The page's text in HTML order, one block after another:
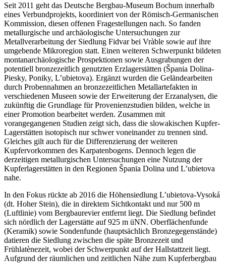
Seit 2011 geht das Deutsche Bergbau-Museum Bochum innerhalb
eines Verbundprojekts, koordiniert von der Römisch-Germanischen
Kommission, diesen offenen Fragestellungen nach. So fanden
metallurgische und archäologische Untersuchungen zur
Metallverarbeitung der Siedlung Fidvar bei Vràble sowie auf ihre
umgebende Mikroregion statt. Einen weiteren Schwerpunkt bildeten
montanarchäologische Prospektionen sowie Ausgrabungen der
potentiell bronzezeitlich genutzten Erzlagerstätten (Špania Dolina-
Piesky, Poniky, L’ubietova). Ergänzt wurden die Geländearbeiten
durch Probennahmen an bronzezeitlichen Metallartefakten in
verschiedenen Museen sowie der Erweiterung der Erzanalysen, die
zukünftig die Grundlage für Provenienzstudien bilden, welche in
einer Promotion bearbeitet werden. Zusammen mit
vorangegangenen Studien zeigt sich, dass die slowakischen Kupfer-
Lagerstätten isotopisch nur schwer voneinander zu trennen sind.
Gleiches gilt auch für die Differenzierung der weiteren
Kupfervorkommen des Karpatenbogens. Dennoch legen die
derzeitigen metallurgischen Untersuchungen eine Nutzung der
Kupferlagerstätten in den Regionen Špania Dolina und L’ubietova
nahe.
In den Fokus rückte ab 2016 die Höhensiedlung L’ubietova-Vysoká
(dt. Hoher Stein), die in direktem Sichtkontakt und nur 500 m
(Luftlinie) vom Bergbaurevier entfernt liegt. Die Siedlung befindet
sich nördlich der Lagerstätte auf 925 m üNN. Oberflächenfunde
(Keramik) sowie Sondenfunde (hauptsächlich Bronzegegenstände)
datieren die Siedlung zwischen die späte Bronzezeit und
Frühlatènezeit, wobei der Schwerpunkt auf der Hallstattzeit liegt.
Aufgrund der räumlichen und zeitlichen Nähe zum Kupferbergbau